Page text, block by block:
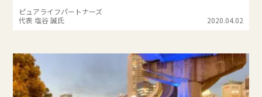
ピュアライフパートナーズ
代表 塩谷 誠氏
2020.04.02